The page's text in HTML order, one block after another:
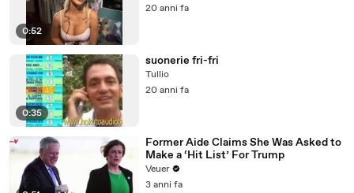
0:52
20 anni fa
0:35
suonerie fri-fri
Tullio
20 anni fa
Former Aide Claims She Was Asked to
Make a ‘Hit List’ For Trump
Veuer
3 anni fa